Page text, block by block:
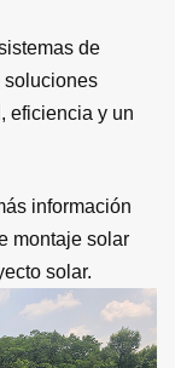
de
soluciones
eficiencia y un
información
montaje solar
solar.